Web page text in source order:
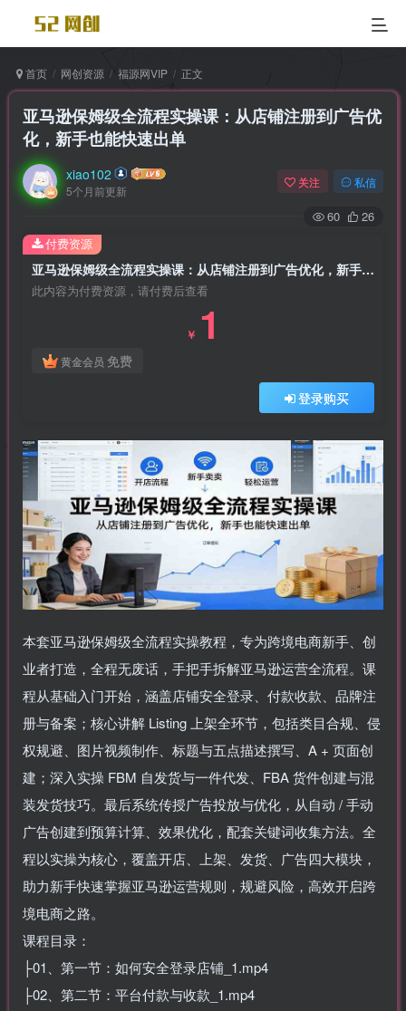
首页 网创资源 福源网VIP 正文
亚马逊保姆级全流程实操课：从店铺注册到广告优
化，新手也能快速出单
xiao102
5个月前更新
关注 私信
60 26
亚马逊保姆级全流程实操课：从店铺注册到广告优化，新手也能快速出单
此内容为付费资源，请付费后查看
￥ 1
黄金会员 免费
登录购买
付费资源
本套亚马逊保姆级全流程实操教程，专为跨境电商新手、创
业者打造，全程无废话，手把手拆解亚马逊运营全流程。课
程从基础入门开始，涵盖店铺安全登录、付款收款、品牌注
册与备案；核心讲解 Listing 上架全环节，包括类目合规、侵
权规避、图片视频制作、标题与五点描述撰写、A + 页面创
建；深入实操 FBM 自发货与一件代发、FBA 货件创建与混
装发货技巧。最后系统传授广告投放与优化，从自动 / 手动
广告创建到预算计算、效果优化，配套关键词收集方法。全
程以实操为核心，覆盖开店、上架、发货、广告四大模块，
助力新手快速掌握亚马逊运营规则，规避风险，高效开启跨
境电商之路。
课程目录：
├01、第一节：如何安全登录店铺_1.mp4
├02、第二节：平台付款与收款_1.mp4